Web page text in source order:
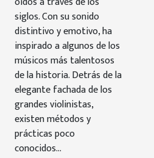
siglos. Con su sonido
distintivo y emotivo, ha
inspirado a algunos de los
músicos más talentosos
de la historia. Detrás de la
elegante fachada de los
grandes violinistas,
existen métodos y
prácticas poco
conocidos...